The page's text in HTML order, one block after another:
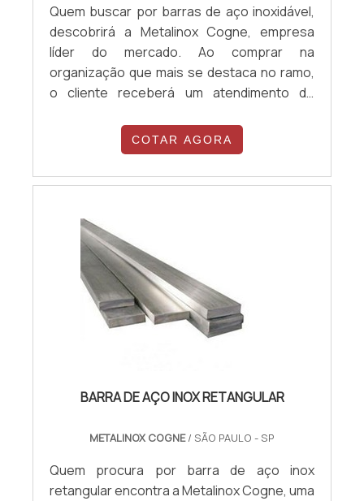
Quem buscar por barras de aço inoxidável,
descobrirá a Metalinox Cogne, empresa
líder do mercado. Ao comprar na
organização que mais se destaca no ramo,
o cliente receberá um atendimento de
produtos que solucionem qualquer
demanda. Quando a necessidade é barras
de aço inoxidável, com a equipe da Metalinox
e diversas opções de pagamento
disponíveis.MAIS D...
COTAR AGORA
BARRA DE AÇO INOX RETANGULAR
METALINOX COGNE/ SÃO PAULO - SP
Quem procura por barra de aço inox
retangular encontra a Metalinox Cogne, uma